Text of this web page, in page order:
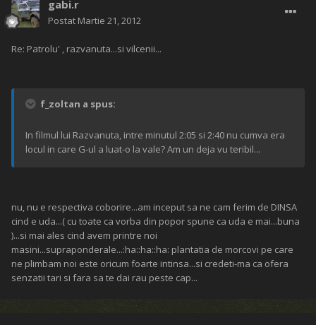
gabi.r
Postat Martie 21, 2012
Re: Patrolu' , razvanuta...si vilcenii...
f_zoltan a spus:
In filmul lui Razvanuta, intre minutul 2:05 si 2:40 nu cumva era
locul in care G-ul a luat-o la vale? Am un deja vu teribil...
nu, nu e respectiva coborire...am inceput sa ne cam ferim de DINSA
cind e uda...( cu toate ca vorba din popor spune ca uda e mai...buna
)...si mai ales cind avem printre noi
masini...supraponderale...:ha::ha::ha: plantatia de morcovi pe care
ne plimbam noi este oricum foarte intinsa...si credeti-ma ca ofera
senzatii tari si fara sa te dai rau peste cap...